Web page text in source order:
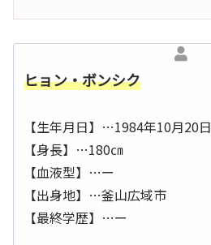
ヒョン・ボンシク
【生年月日】…1984年10月20日
【身長】…180㎝
【血液型】…ー
【出身地】…釜山広域市
【最終学歴】…ー